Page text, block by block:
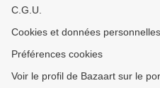
C.G.U.
Cookies et données personnelles
Préférences cookies
Voir le profil de Bazaart sur le